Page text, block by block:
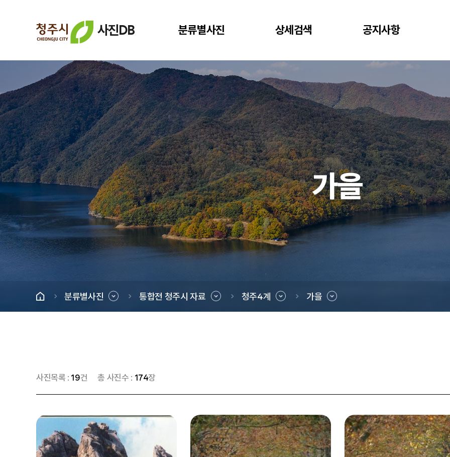
사진DB 분류별사진 상세검색 공지사항
가을
분류별사진 통합전 청주시 자료 청주4계 가을
사진목록 : 19건 총 사진수 : 174장